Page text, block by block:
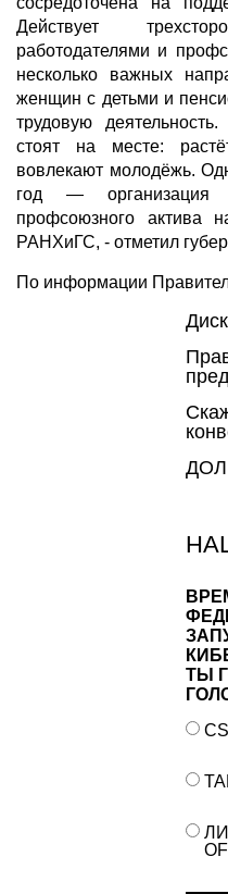
Действует
работодателями и
несколько важных
женщин с детьми и
трудовую
стоят на месте:
вовлекают молодёжь.
год — организация
профсоюзного актива
РАНХиГС, - отметил
По информации
ДОЛ
ТЫ